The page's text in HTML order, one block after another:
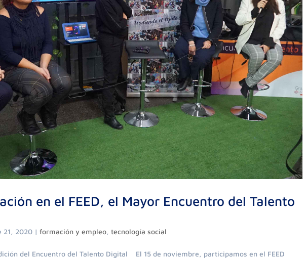
en el FEED, el Mayor Encuentro del Talento
21, 2020 |formación y empleo ,tecnología social
del Encuentro del Talento Digital El 15 de noviembre, participamos en el FEED